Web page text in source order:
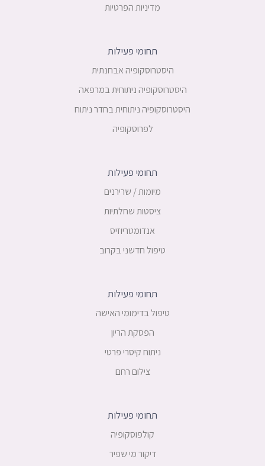
תחומי פעילות
קולפוסקופיה
דיקור מי שפיר
תחומי פעילות
טיפול בדימומי האישה
הפסקת הריון
ניתוח קיסרי פרטי
צילום רחם
תחומי פעילות
מיומות / שרירנים
ציסטות שחלתיות
אנדומטריוזיס
טיפול חדשני בקרוב
תחומי פעילות
היסטרוסקופיה אבחנתית
היסטרוסקופיה ניתוחית במרפאה
היסטרוסקופיה ניתוחית בחדר ניתוח
לפרוסקופיה
מדיניות הפרטיות